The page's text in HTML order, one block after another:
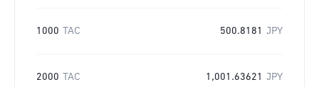
1000 TAC 500.8181 JPY
2000 TAC 1,001.63621 JPY